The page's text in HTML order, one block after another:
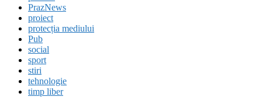
PrazNews
proiect
protecția mediului
Pub
social
sport
stiri
tehnologie
timp liber